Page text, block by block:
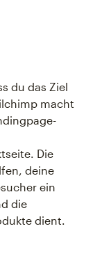
du das Ziel
macht
Die
deine
ein
die
dient.